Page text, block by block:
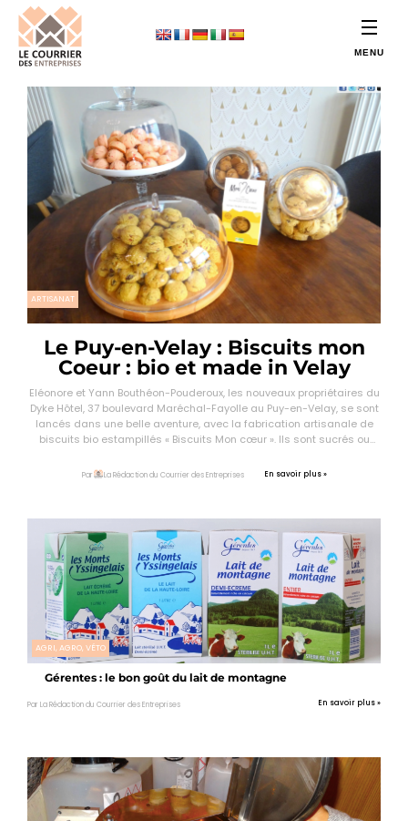
ARTISANAT
Le Puy-en-Velay : Biscuits mon
Coeur : bio et made in Velay
Eléonore et Yann Bouthéon-Pouderoux, les nouveaux propriétaires du
Dyke Hôtel, 37 boulevard Maréchal-Fayolle au Puy-en-Velay, se sont
lancés dans une belle aventure, avec la fabrication artisanale de
biscuits bio estampillés « Biscuits Mon cœur ». Ils sont sucrés ou
bio.
Par La Rédaction du Courrier des Entreprises En savoir plus »
AGRI, AGRO, VÉTO
Gérentes : le bon goût du lait de montagne
Par La Rédaction du Courrier des Entreprises En savoir plus »